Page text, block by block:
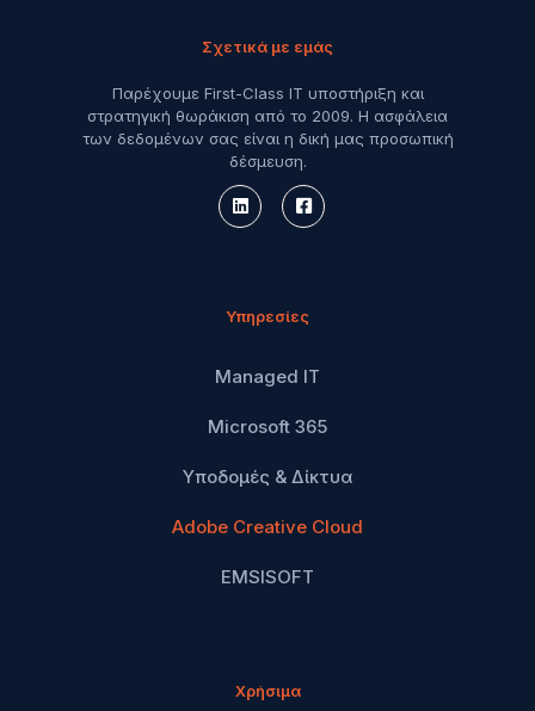
Σχετικά με εμάς
Παρέχουμε First-Class IT υποστήριξη και
στρατηγική θωράκιση από το 2009. Η ασφάλεια
των δεδομένων σας είναι η δική μας προσωπική
δέσμευση.
Υπηρεσίες
Managed IT
Microsoft 365
Υποδομές & Δίκτυα
Adobe Creative Cloud
EMSISOFT
Χρήσιμα